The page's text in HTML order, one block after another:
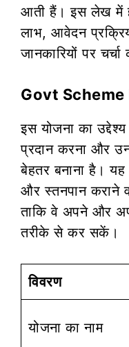
आती हैं। इस लेख में
लाभ, आवेदन
जानकारियों पर
Govt
इस योजना का
प्रदान करना और
बेहतर बनाना है। यह
और स्तनपान कराने
ताकि वे अपने और
तरीके से कर सकें।
विवरण
योजना का नाम